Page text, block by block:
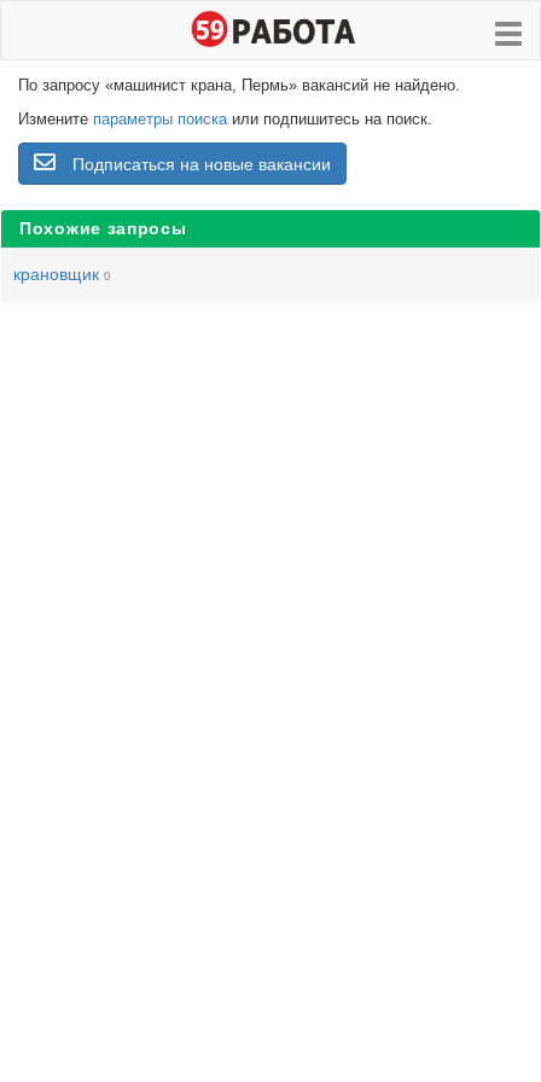
По запросу «машинист крана, Пермь» вакансий не найдено.
Измените параметры поискаили подпишитесь на поиск.
Подписаться на новые вакансии
Похожие запросы
крановщик 0